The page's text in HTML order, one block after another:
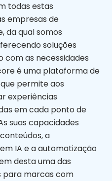
todas estas
empresas de
da qual somos
soluções
com as necessidades
é uma plataforma de
permite aos
experiências
em cada ponto de
suas capacidades
a
IA e a automatização
desta uma das
para marcas com